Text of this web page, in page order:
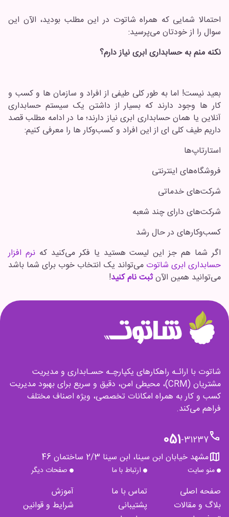
احتمالا شمایی که همراه شاتوت در این مطلب بودید، الآن این
سوال را از خودتان می‌پرسید:
نکنه منم به حسابداری ابری نیاز دارم؟
بعید نیست! اما به طور کلی طیفی از افراد و سازمان ها و کسب و
کار ها وجود دارند که بسیار از داشتن یک سیستم حسابداری
آنلاین یا همان حسابداری ابری نیاز دارند؛ ما در ادامه مطلب قصد
داریم طیف کلی ای از این افراد و کسب‌و‌کار ها را معرفی کنیم:
استارتاپ‌ها
فروشگاه‌های اینترنتی
شرکت‌های خدماتی
شرکت‌های دارای چند شعبه
کسب‌وکارهای در حال رشد
اگر شما هم جز این لیست هستید یا فکر می‌کنید کهنرم افزار
حسابداری ابری شاتوت می‌تواند یک انتخاب خوب برای شما باشد
می‌توانید همین الآنثبت نام کنید!
شاتوت با ارائـه راهکارهای یکپارچـه حسـابداری و مدیریت
مشتریان (CRM)، محیطی امن، دقیق و سریع برای بهبود مدیریت
کسب و کار به همراه امکانات تخصصی، ویژه اصناف مختلف
فراهم می‌کند.
phone
31237
-
051
mapمشهد خیابان ابن سینا، ابن سینا 2/3 ساختمان 46
منو سایت
صفحه اصلی
بلاگ و مقالات
ارتباط با ما
تماس با ما
پشتیبانی
صفحات دیگر
آموزش
شرایط و قوانین